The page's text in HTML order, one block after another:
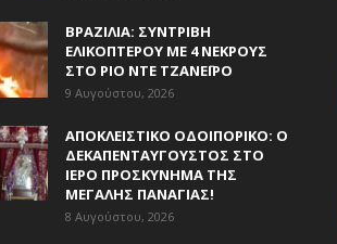
ΒΡΑΖΙΛΊΑ: ΣΥΝΤΡΙΒΉ
ΕΛΙΚΟΠΤΈΡΟΥ ΜΕ 4 ΝΕΚΡΟΎΣ
ΣΤΟ ΡΊΟ ΝΤΕ ΤΖΑΝΈΙΡΟ
9 Αυγούστου, 2026
ΑΠΟΚΛΕΙΣΤΙΚΟ ΟΔΟΙΠΟΡΙΚΟ: Ο
ΔΕΚΑΠΕΝΤΑΎΓΟΥΣΤΟΣ ΣΤΟ
ΙΕΡΌ ΠΡΟΣΚΎΝΗΜΑ ΤΗΣ
ΜΕΓΆΛΗΣ ΠΑΝΑΓΊΑΣ!
8 Αυγούστου, 2026